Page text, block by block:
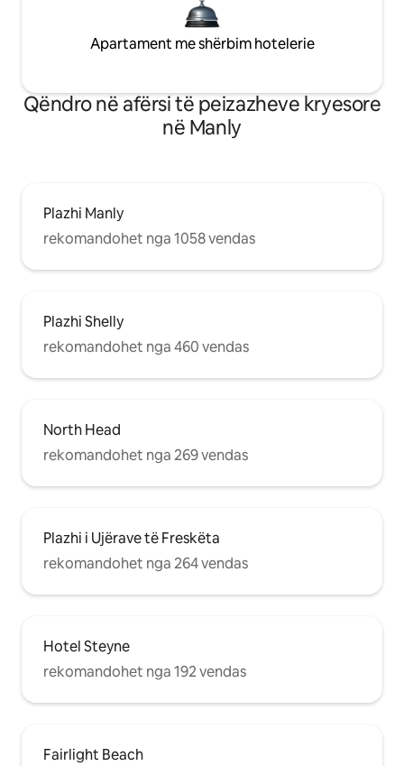
Apartament me shërbim hotelerie
Qëndro në afërsi të peizazheve kryesore
në Manly
Plazhi Manly
rekomandohet nga 1058 vendas
Plazhi Shelly
rekomandohet nga 460 vendas
North Head
rekomandohet nga 269 vendas
Plazhi i Ujërave të Freskëta
rekomandohet nga 264 vendas
Hotel Steyne
rekomandohet nga 192 vendas
Fairlight Beach